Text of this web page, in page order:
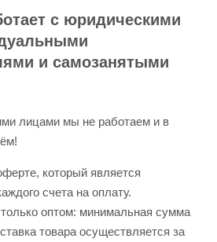
с юридическими
и самозанятыми
лицами мы не работаем и в
который является
счета на оплату.
оптом: минимальная сумма
товара осуществляется за